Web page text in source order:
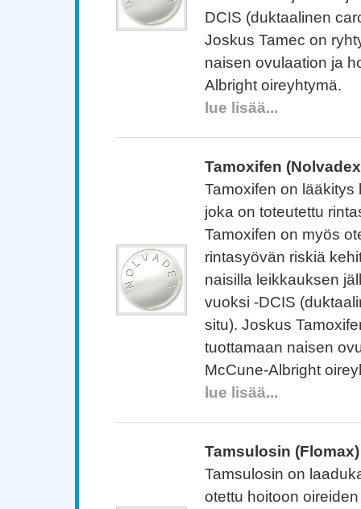
DCIS (duktaalinen
Joskus Tamec on
naisen ovulaation ja
Albright oireyhtymä.
lue lisää...
Tamoxifen
Tamoxifen on lääkitys
joka on toteutettu
Tamoxifen on myös
rintasyövän riskiä
naisilla leikkauksen
vuoksi -DCIS
situ). Joskus
tuottamaan naisen
McCune-Albright
lue lisää...
Tamsulosin (Flomax)
Tamsulosin on
otettu hoitoon